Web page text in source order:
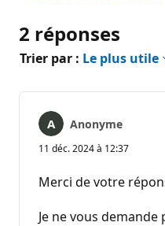
2 réponses
Trier par : Le plus utile
Anonyme
11 déc. 2024 à 12:37
Merci de votre
Je ne vous